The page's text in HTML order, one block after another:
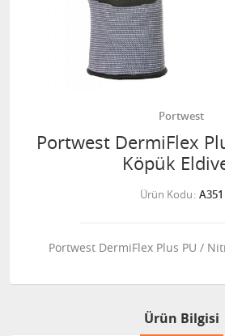
Portwest
Portwest DermiFlex
Köpük
Ürün Kodu A351
Portwest DermiFlex Plus PU /
Ürün Bilgisi